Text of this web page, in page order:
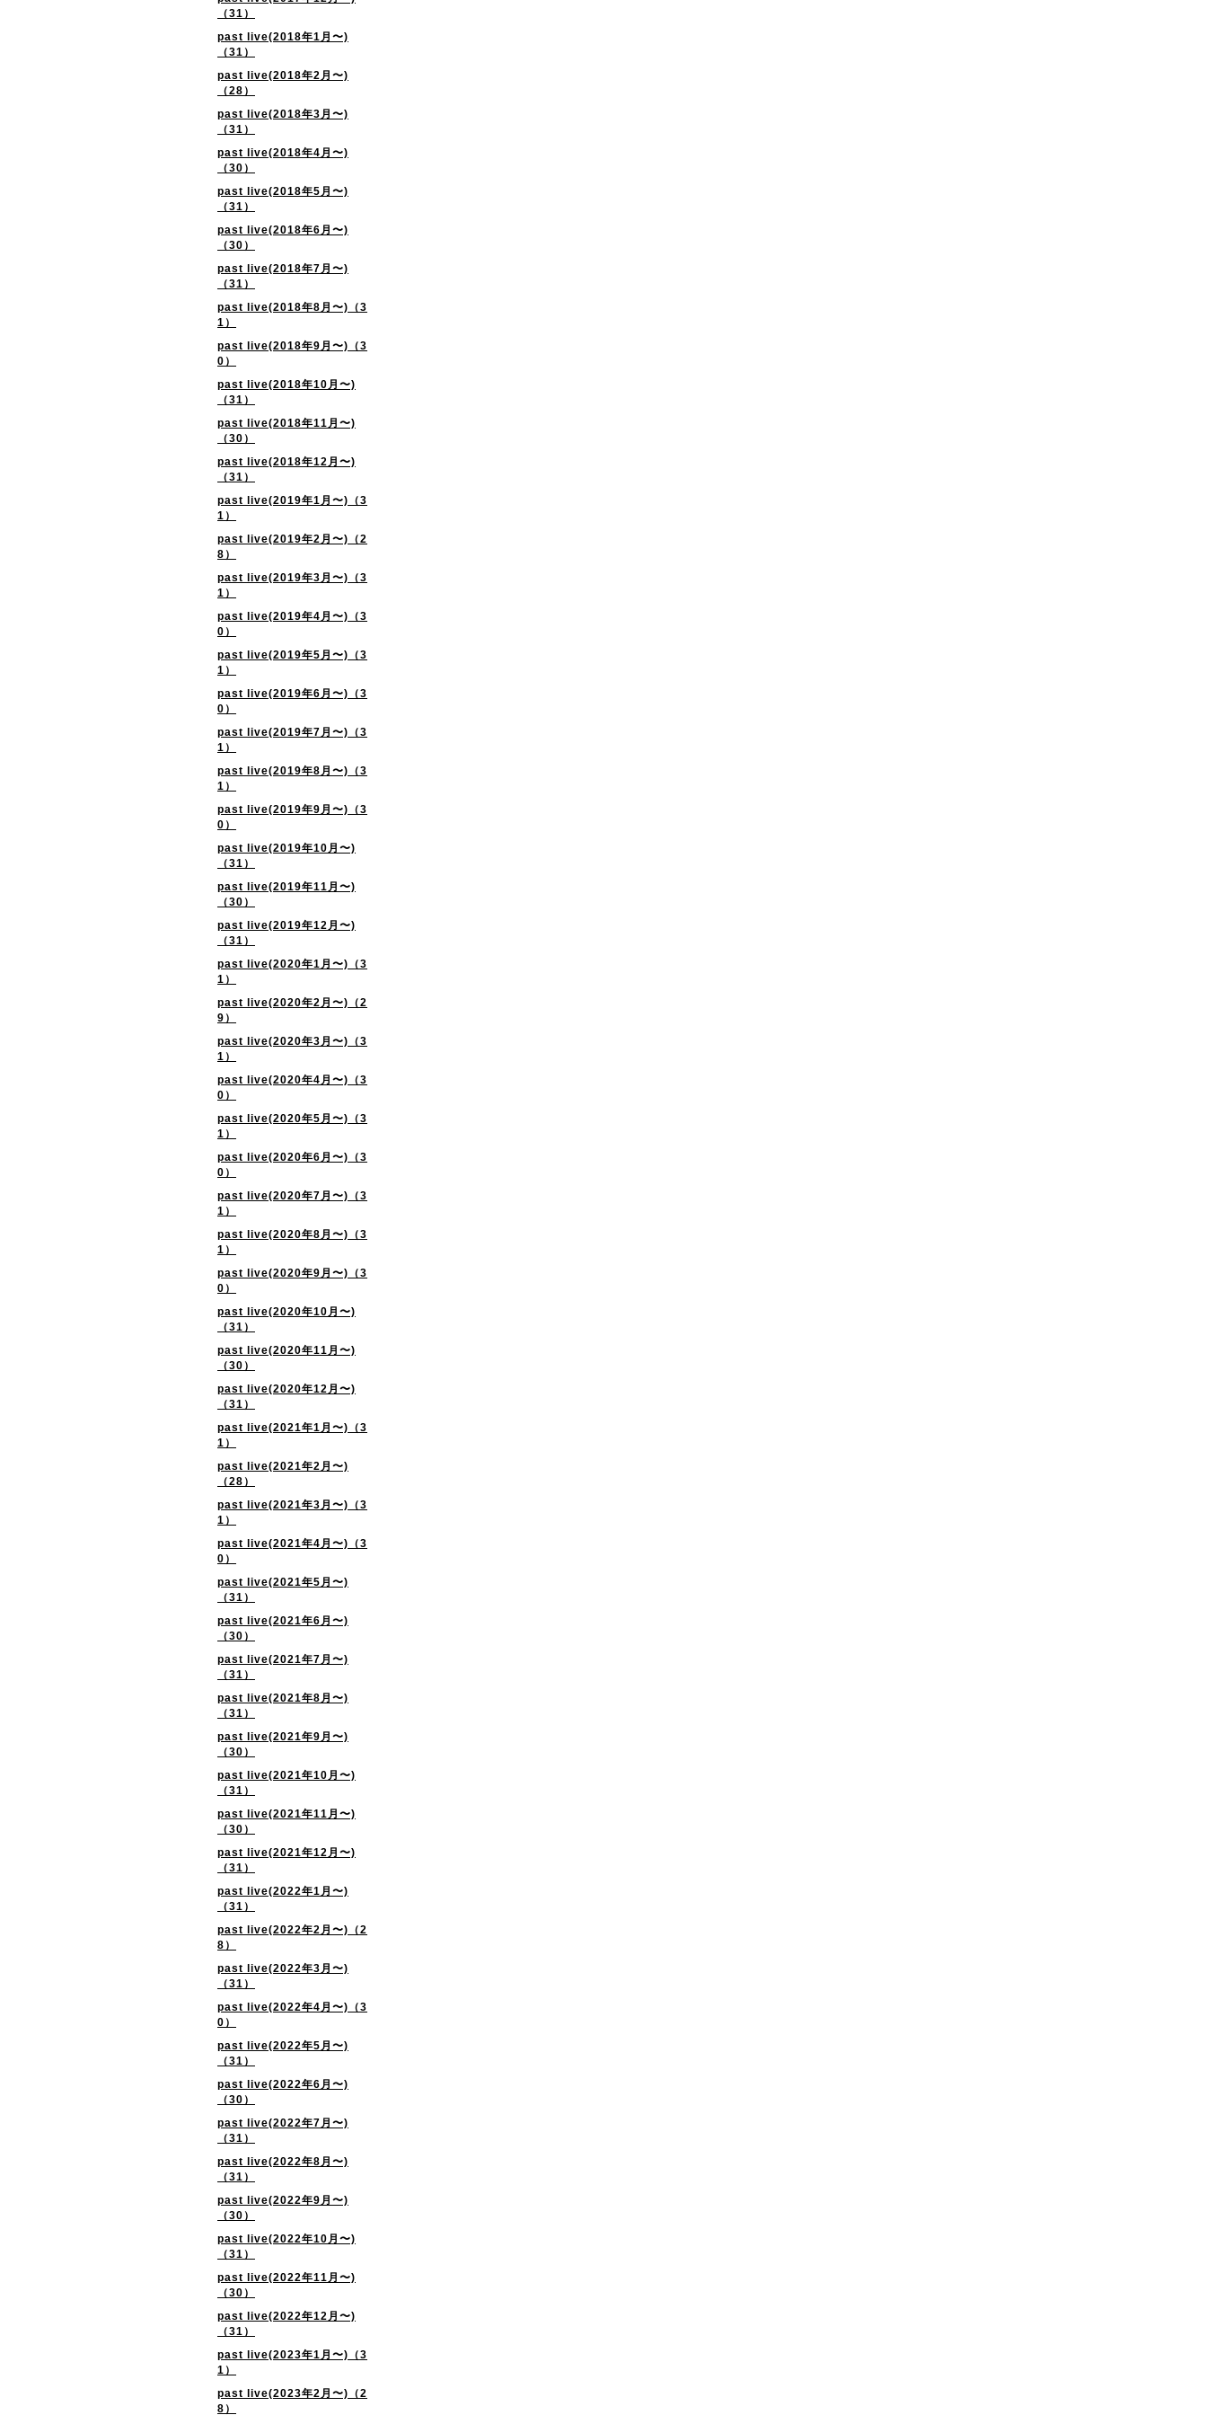
（31）
past live(2018年1月〜)
（31）
past live(2018年2月〜)
（28）
past live(2018年3月〜)
（31）
past live(2018年4月〜)
（30）
past live(2018年5月〜)
（31）
past live(2018年6月〜)
（30）
past live(2018年7月〜)
（31）
past live(2018年8月〜)（3
1）
past live(2018年9月〜)（3
0）
past live(2018年10月〜)
（31）
past live(2018年11月〜)
（30）
past live(2018年12月〜)
（31）
past live(2019年1月〜)（3
1）
past live(2019年2月〜)（2
8）
past live(2019年3月〜)（3
1）
past live(2019年4月〜)（3
0）
past live(2019年5月〜)（3
1）
past live(2019年6月〜)（3
0）
past live(2019年7月〜)（3
1）
past live(2019年8月〜)（3
1）
past live(2019年9月〜)（3
0）
past live(2019年10月〜)
（31）
past live(2019年11月〜)
（30）
past live(2019年12月〜)
（31）
past live(2020年1月〜)（3
1）
past live(2020年2月〜)（2
9）
past live(2020年3月〜)（3
1）
past live(2020年4月〜)（3
0）
past live(2020年5月〜)（3
1）
past live(2020年6月〜)（3
0）
past live(2020年7月〜)（3
1）
past live(2020年8月〜)（3
1）
past live(2020年9月〜)（3
0）
past live(2020年10月〜)
（31）
past live(2020年11月〜)
（30）
past live(2020年12月〜)
（31）
past live(2021年1月〜)（3
1）
past live(2021年2月〜)
（28）
past live(2021年3月〜)（3
1）
past live(2021年4月〜)（3
0）
past live(2021年5月〜)
（31）
past live(2021年6月〜)
（30）
past live(2021年7月〜)
（31）
past live(2021年8月〜)
（31）
past live(2021年9月〜)
（30）
past live(2021年10月〜)
（31）
past live(2021年11月〜)
（30）
past live(2021年12月〜)
（31）
past live(2022年1月〜)
（31）
past live(2022年2月〜)（2
8）
past live(2022年3月〜)
（31）
past live(2022年4月〜)（3
0）
past live(2022年5月〜)
（31）
past live(2022年6月〜)
（30）
past live(2022年7月〜)
（31）
past live(2022年8月〜)
（31）
past live(2022年9月〜)
（30）
past live(2022年10月〜)
（31）
past live(2022年11月〜)
（30）
past live(2022年12月〜)
（31）
past live(2023年1月〜)（3
1）
past live(2023年2月〜)（2
8）